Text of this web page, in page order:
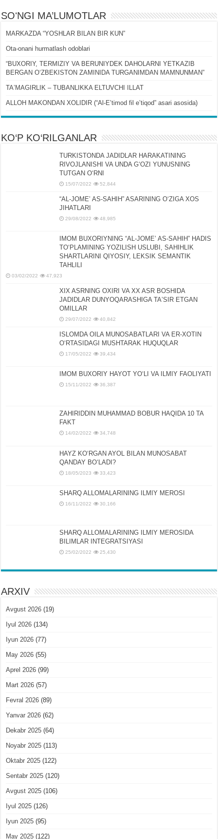
SOʻNGI MA’LUMOTLAR
MARKAZDA “YOSHLAR BILAN BIR KUN”
Ota-onani hurmatlash odoblari
“BUXORIY, TERMIZIY VA BERUNIYDEK DAHOLARNI YETKAZIB
BERGAN OʻZBEKISTON ZAMINIDA TURGANIMDAN MAMNUNMAN”
TAʼMAGIRLIK – TUBANLIKKA ELTUVCHI ILLAT
ALLOH MAKONDAN XOLIDIR (“Al-Eʼtimod fil eʼtiqod” asari asosida)
KO‘P KO‘RILGANLAR
TURKISTONDA JADIDLAR HARAKATINING
RIVOJLANISHI VA UNDA GʻOZI YUNUSNING
TUTGAN OʻRNI
15/07/2022 52,844
“AL-JOMEʼ AS-SAHIH” ASARINING OʻZIGA XOS
JIHATLARI
29/08/2022 48,985
IMOM BUXORIYNING “AL-JOMEʼ AS-SAHIH” HADIS
TOʻPLAMINING YOZILISH USLUBI, SAHIHLIK
SHARTLARINI QIYOSIY, LЕKSIK SЕMANTIK
TAHLILI
03/02/2022 47,923
XIX ASRNING OXIRI VA XX ASR BOSHIDA
JADIDLAR DUNYOQARASHIGA TAʼSIR ETGAN
OMILLAR
29/07/2022 40,842
ISLOMDA OILA MUNOSABATLARI VA ER-XOTIN
OʻRTASIDAGI MUSHTARAK HUQUQLAR
17/05/2022 39,434
IMOM BUXORIY HAYOT YOʻLI VA ILMIY FAOLIYATI
15/11/2022 36,387
ZAHIRIDDIN MUHAMMAD BOBUR HAQIDA 10 TA
FAKT
14/02/2022 34,748
HAYZ KOʻRGAN AYOL BILAN MUNOSABAT
QANDAY BOʻLADI?
18/05/2023 33,423
SHARQ ALLOMALARINING ILMIY MEROSI
16/11/2022 30,166
SHARQ ALLOMALARINING ILMIY MЕROSIDA
BILIMLAR INTЕGRATSIYASI
25/02/2022 25,430
ARXIV
Avgust 2026 (19)
Iyul 2026 (134)
Iyun 2026 (77)
May 2026 (55)
Aprel 2026 (99)
Mart 2026 (57)
Fevral 2026 (89)
Yanvar 2026 (62)
Dekabr 2025 (64)
Noyabr 2025 (113)
Oktabr 2025 (122)
Sentabr 2025 (120)
Avgust 2025 (106)
Iyul 2025 (126)
Iyun 2025 (95)
May 2025 (122)